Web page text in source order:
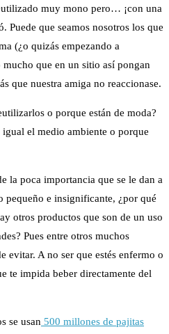
muy mono pero… ¡con una
Puede que seamos nosotros los que
(¿o quizás empezando a
que en un sitio así pongan
que nuestra amiga no reaccionase.
o porque están de moda?
el medio ambiente o porque
la poca importancia que se le dan a
pequeño e insignificante, ¿por qué
otros productos que son de un uso
Pues entre otros muchos
evitar. A no ser que estés enfermo o
te impida beber directamente del
se usan 500 millones de pajitas